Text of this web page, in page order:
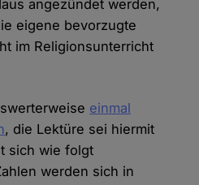
angezündet werden,
eigene bevorzugte
im Religionsunterricht
einmal
, die Lektüre sei hiermit
sich wie folgt
werden sich in